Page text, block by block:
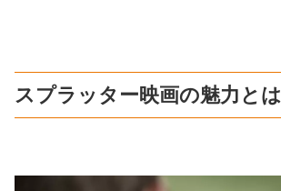
スプラッター映画の魅力とは